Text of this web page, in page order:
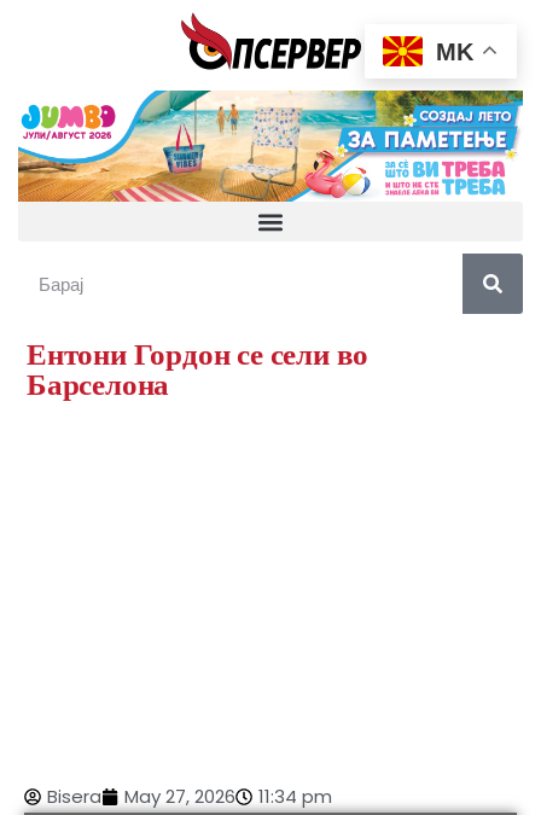
Ентони Гордон се сели во
Барселона
Bisera May 27, 2026 11:34 pm
MK